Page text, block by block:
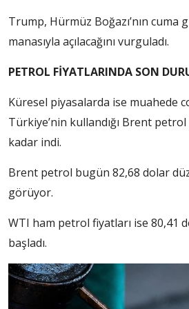
Trump, Hürmüz Boğazı’nın
manasıyla açılacağını vurguladı.
PETROL FİYATLARINDA SON
Küresel piyasalarda ise muahede
Türkiye’nin kullandığı Brent petrol
kadar indi.
Brent petrol bugün 82,68 dolar
görüyor.
WTI ham petrol fiyatları ise 80,41
başladı.